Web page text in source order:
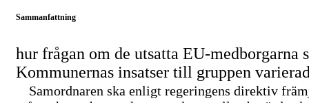
Sammanfattning
hur frågan om de utsatta EU-medborgarna
Kommunernas insatser till gruppen
Samordnaren ska enligt regeringens direktiv